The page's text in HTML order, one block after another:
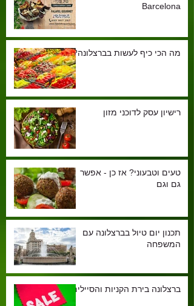
Barcelona
מה הכי כיף לעשות בברצלונה?!
רישיון עסק לדוכני מזון
טעים וטבעוני? אז כן - אפשר
גם וגם
תכנון יום טיול בברצלונה עם
המשפחה
ברצלונה בירת הקניות והסיילים